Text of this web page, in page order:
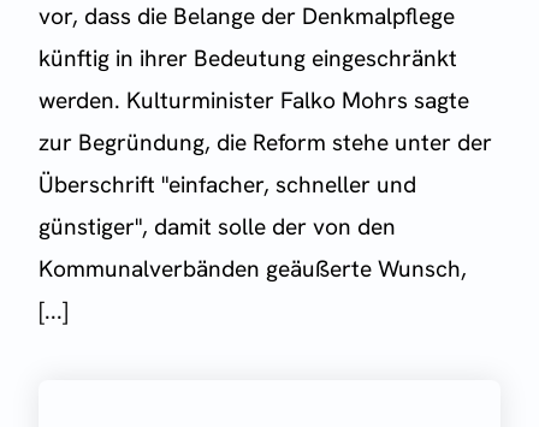
vor, dass die Belange der Denkmalpflege
künftig in ihrer Bedeutung eingeschränkt
werden. Kulturminister Falko Mohrs sagte
zur Begründung, die Reform stehe unter der
Überschrift "einfacher, schneller und
günstiger", damit solle der von den
Kommunalverbänden geäußerte Wunsch,
[...]